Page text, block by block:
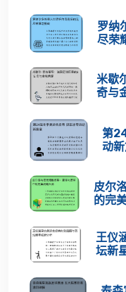
罗纳
尽荣
米歇
奇与
第
动
皮尔
的完
王仪
坛新